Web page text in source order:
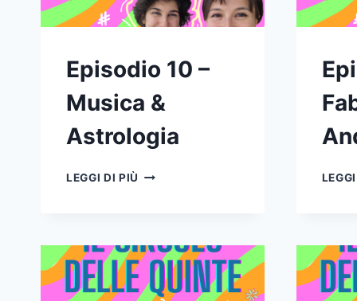
IN
UN
DA
BRIVIDI.
Episodio 10 –
Musica &
Astrologia
LEGGI DI PIÙ EPISODIO
ASTROLOGIA